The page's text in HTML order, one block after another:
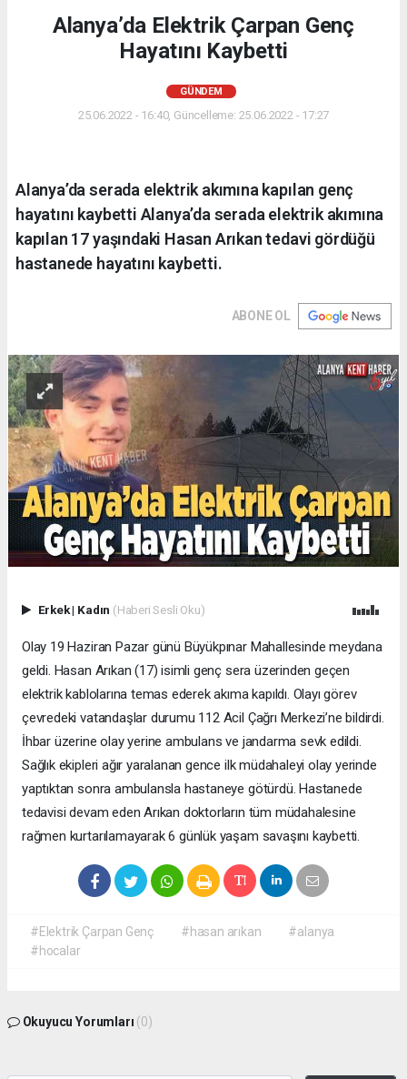
Alanya’da Elektrik Çarpan Genç
Hayatını Kaybetti
GÜNDEM
25.06.2022 - 16:40, Güncelleme: 25.06.2022 - 17:27
Alanya’da serada elektrik akımına kapılan genç
hayatını kaybetti Alanya’da serada elektrik akımına
kapılan 17 yaşındaki Hasan Arıkan tedavi gördüğü
hastanede hayatını kaybetti.
ABONE OL
Erkek| Kadın (Haberi Sesli Oku)
Olay 19 Haziran Pazar günü Büyükpınar Mahallesinde meydana
geldi. Hasan Arıkan (17) isimli genç sera üzerinden geçen
elektrik kablolarına temas ederek akıma kapıldı. Olayı görev
çevredeki vatandaşlar durumu 112 Acil Çağrı Merkezi’ne bildirdi.
İhbar üzerine olay yerine ambulans ve jandarma sevk edildi.
Sağlık ekipleri ağır yaralanan gence ilk müdahaleyi olay yerinde
yaptıktan sonra ambulansla hastaneye götürdü. Hastanede
tedavisi devam eden Arıkan doktorların tüm müdahalesine
rağmen kurtarılamayarak 6 günlük yaşam savaşını kaybetti.
#Elektrik Çarpan Genç #hasan arıkan
#alanya
#hocalar
Okuyucu Yorumları (0)